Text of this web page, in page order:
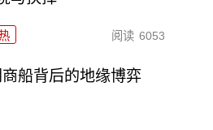
阅读 6053
船背后的地缘博弈